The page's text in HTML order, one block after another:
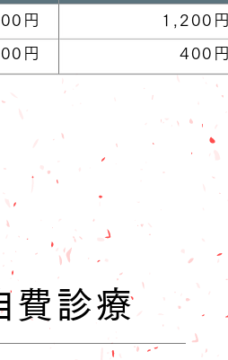
円 1,200円
円 400円
費診療